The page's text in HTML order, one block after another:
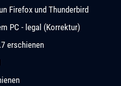
Firefox und Thunderbird
PC - legal (Korrektur)
erschienen